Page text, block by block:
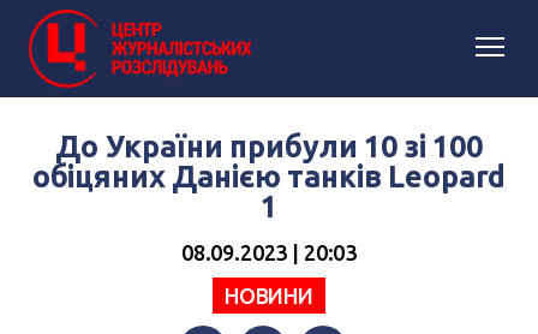
До України прибули 10 зі 100
обіцяних Данією танків Leopard
1
08.09.2023 | 20:03
НОВИНИ